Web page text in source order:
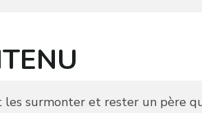
les surmonter et rester un père